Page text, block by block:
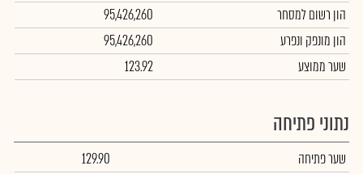
הון רשום למסחר
95,426,260
הון מונפק ונפרע
95,426,260
שער ממוצע
123.92
נתוני פתיחה
שער פתיחה
129.90